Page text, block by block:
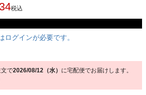
税込
ログインが必要です。
文で2026/08/12（水） に宅配便でお届けします。